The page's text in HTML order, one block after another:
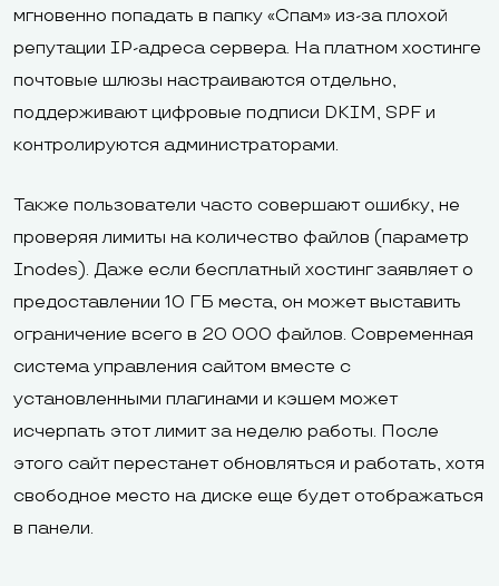
мгновенно попадать в папку «Спам» из-за плохой
репутации IP-адреса сервера. На платном хостинге
почтовые шлюзы настраиваются отдельно,
поддерживают цифровые подписи DKIM, SPF и
контролируются администраторами.
Также пользователи часто совершают ошибку, не
проверяя лимиты на количество файлов (параметр
Inodes). Даже если бесплатный хостинг заявляет о
предоставлении 10 ГБ места, он может выставить
ограничение всего в 20 000 файлов. Современная
система управления сайтом вместе с
установленными плагинами и кэшем может
исчерпать этот лимит за неделю работы. После
этого сайт перестанет обновляться и работать, хотя
свободное место на диске еще будет отображаться
в панели.